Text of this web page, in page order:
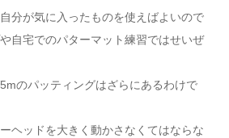
分が気に入ったものを使えばよいので
自宅でのパターマット練習ではせいぜ
のパッティングはざらにあるわけで
ヘッドを大きく動かさなくてはならな